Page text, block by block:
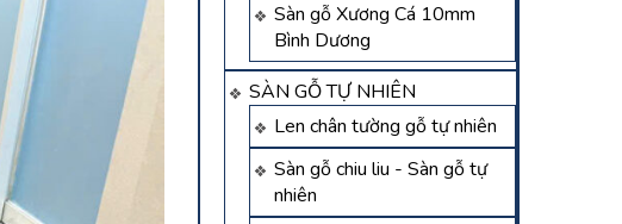
Sàn gỗ Xương Cá 10mm
Bình Dương
SÀN GỖ TỰ NHIÊN
Len chân tường gỗ tự nhiên
Sàn gỗ chiu liu - Sàn gỗ tự
nhiên